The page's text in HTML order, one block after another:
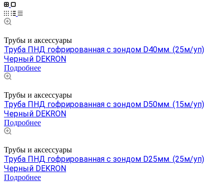
Трубы и аксессуары
Труба ПНД гофрированная с зондом D40мм. (25м/уп)
Черный DEKRON
Подробнее
Трубы и аксессуары
Труба ПНД гофрированная с зондом D50мм. (15м/уп)
Черный DEKRON
Подробнее
Трубы и аксессуары
Труба ПНД гофрированная с зондом D25мм. (25м/уп)
Черный DEKRON
Подробнее